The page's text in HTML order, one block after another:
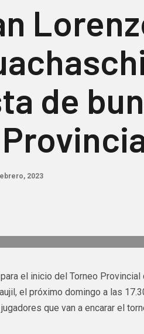
de
2023
el inicio del Torneo Provincial
el próximo domingo a las
que van a encarar el